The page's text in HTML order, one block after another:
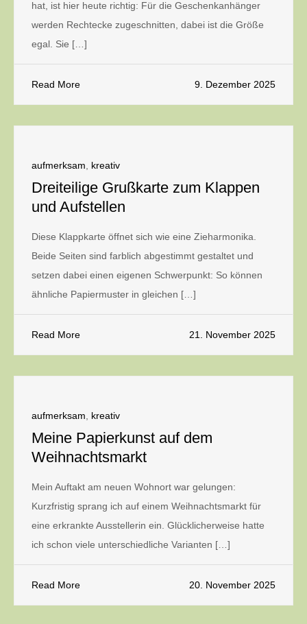
hat, ist hier heute richtig: Für die Geschenkanhänger
werden Rechtecke zugeschnitten, dabei ist die Größe
egal. Sie […]
Read More 9. Dezember 2025
aufmerksam kreativ
Dreiteilige Grußkarte zum Klappen
und Aufstellen
Diese Klappkarte öffnet sich wie eine Zieharmonika.
Beide Seiten sind farblich abgestimmt gestaltet und
setzen dabei einen eigenen Schwerpunkt: So können
ähnliche Papiermuster in gleichen […]
Read More 21. November 2025
aufmerksam kreativ
Meine Papierkunst auf dem
Weihnachtsmarkt
Mein Auftakt am neuen Wohnort war gelungen:
Kurzfristig sprang ich auf einem Weihnachtsmarkt für
eine erkrankte Ausstellerin ein. Glücklicherweise hatte
ich schon viele unterschiedliche Varianten […]
Read More 20. November 2025